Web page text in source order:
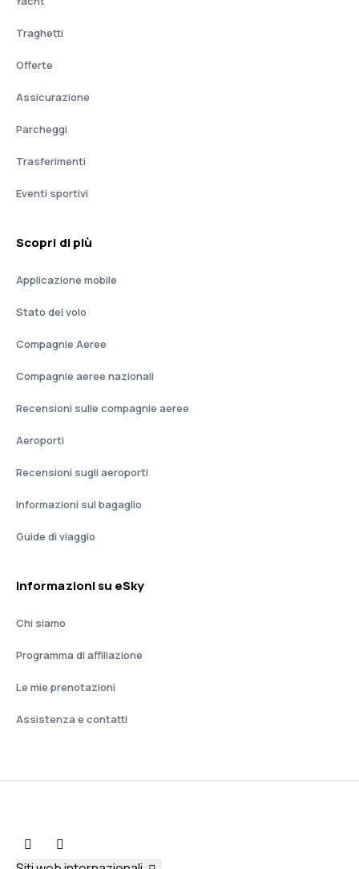
Traghetti
Offerte
Assicurazione
Parcheggi
Trasferimenti
Eventi sportivi
Scopri di più
Applicazione mobile
Stato del volo
Compagnie Aeree
Compagnie aeree nazionali
Recensioni sulle compagnie aeree
Aeroporti
Recensioni sugli aeroporti
Informazioni sul bagaglio
Guide di viaggio
Informazioni su eSky
Chi siamo
Programma di affiliazione
Le mie prenotazioni
Assistenza e contatti